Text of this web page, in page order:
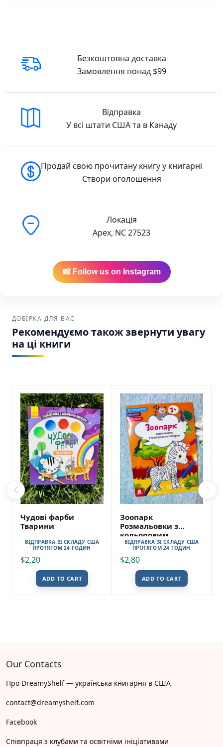
Безкоштовна доставка
Замовлення понад $99
Відправка
У всі штати США та в Канаду
Продай свою прочитану книгу у книгарні
Створи оголошення
Локація
Apex, NC 27523
📸 Follow us on Instagram
ДОБІРКА ДЛЯ ВАС
Рекомендуємо також звернути увагу
на ці книги
Чудові фарби
Тварини
ВІДПРАВКА ЗІ СКЛАДУ США
ПРОТЯГОМ 24 ГОДИН
$2,20
ADD TO CART
Зоопарк
Розмальовки з
кольоровим
контуром
ВІДПРАВКА ЗІ СКЛАДУ США
ПРОТЯГОМ 24 ГОДИН
$2,80
ADD TO CART
Our Contacts
Про DreamyShelf — українська книгарня в США
contact@dreamyshelf.com
Facebook
Співпраця з клубами та освітніми ініціативами